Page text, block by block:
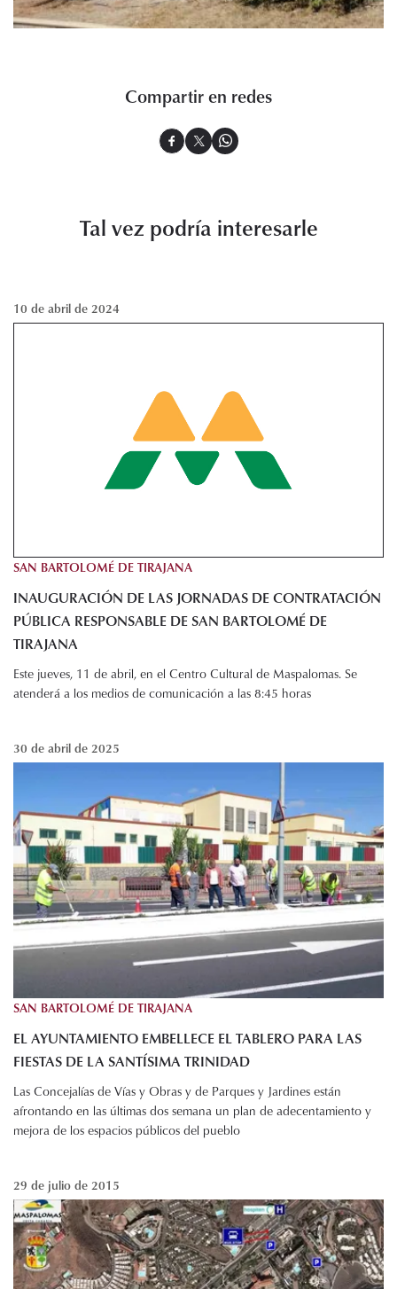
Compartir en redes
Tal vez podría interesarle
10 de abril de 2024
SAN BARTOLOMÉ DE TIRAJANA
INAUGURACIÓN DE LAS JORNADAS DE CONTRATACIÓN
PÚBLICA RESPONSABLE DE SAN BARTOLOMÉ DE
TIRAJANA
Este jueves, 11 de abril, en el Centro Cultural de Maspalomas. Se
atenderá a los medios de comunicación a las 8:45 horas
30 de abril de 2025
SAN BARTOLOMÉ DE TIRAJANA
EL AYUNTAMIENTO EMBELLECE EL TABLERO PARA LAS
FIESTAS DE LA SANTÍSIMA TRINIDAD
Las Concejalías de Vías y Obras y de Parques y Jardines están
afrontando en las últimas dos semana un plan de adecentamiento y
mejora de los espacios públicos del pueblo
29 de julio de 2015